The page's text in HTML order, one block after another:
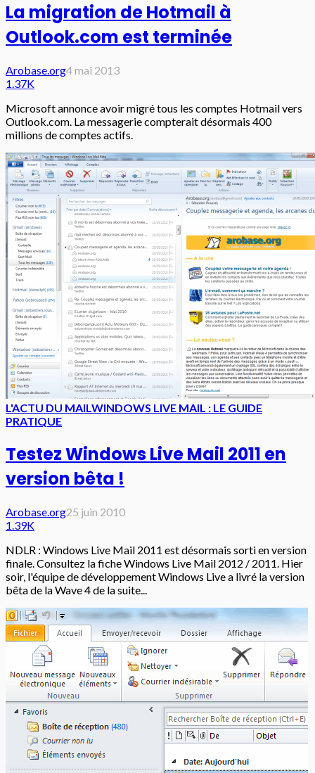
La migration de Hotmail à
Outlook.com est terminée
Arobase.org4 mai 2013
1.37K
Microsoft annonce avoir migré tous les comptes Hotmail vers
Outlook.com. La messagerie compterait désormais 400
millions de comptes actifs.
L'ACTU DU MAILWINDOWS LIVE MAIL : LE GUIDE
PRATIQUE
Testez Windows Live Mail 2011 en
version bêta !
Arobase.org25 juin 2010
1.39K
NDLR : Windows Live Mail 2011 est désormais sorti en version
finale. Consultez la fiche Windows Live Mail 2012 / 2011. Hier
soir, l'équipe de développement Windows Live a livré la version
bêta de la Wave 4 de la suite...